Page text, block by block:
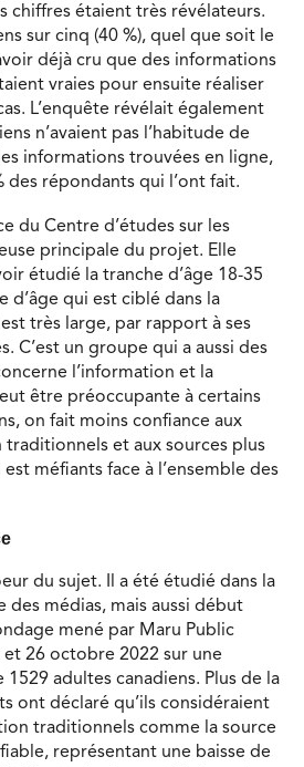
chiffres étaient très révélateurs.
sur cinq (40 %), quel que soit le
déjà cru que des informations
vraies pour ensuite réaliser
L’enquête révélait également
n’avaient pas l’habitude de
informations trouvées en ligne,
des répondants qui l’ont fait.
du Centre d’études sur les
principale du projet. Elle
étudié la tranche d’âge 18-35
d’âge qui est ciblé dans la
très large, par rapport à ses
C’est un groupe qui a aussi des
l’information et la
être préoccupante à certains
on fait moins confiance aux
traditionnels et aux sources plus
méfiants face à l’ensemble des
du sujet. Il a été étudié dans la
médias, mais aussi début
mené par Maru Public
26 octobre 2022 sur une
adultes canadiens. Plus de la
ont déclaré qu’ils considéraient
traditionnels comme la source
représentant une baisse de